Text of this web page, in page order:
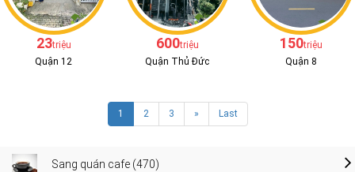
23triệu
Quận 12
600triệu
Quận Thủ Đức
150triệu
Quận 8
1 2 3 » Last
Sang quán cafe (470)